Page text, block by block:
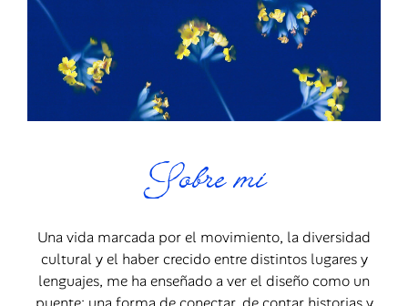
Sobre mí
Una vida marcada por el movimiento, la diversidad
cultural y el haber crecido entre distintos lugares y
lenguajes, me ha enseñado a ver el diseño como un